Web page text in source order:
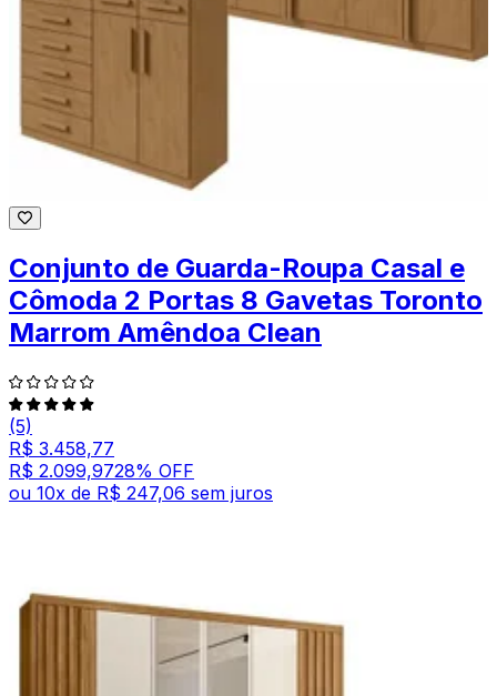
Conjunto de Guarda-Roupa Casal e
Cômoda 2 Portas 8 Gavetas Toronto
Marrom Amêndoa Clean
(5)
R$ 3.458,77
R$ 2.099,9728% OFF
ou 10x de R$ 247,06 sem juros